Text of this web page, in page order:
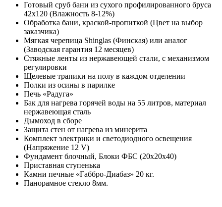
Готовый сруб бани из сухого профилированного бруса
42х120 (Влажность 8-12%)
Обработка бани, краской-пропиткой (Цвет на выбор
заказчика)
Мягкая черепица Shinglas (Финская) или аналог
(Заводская гарантия 12 месяцев)
Стяжные ленты из нержавеющей стали, с механизмом
регулировки
Щелевые трапики на полу в каждом отделении
Полки из осины в парилке
Печь «Радуга»
Бак для нагрева горячей воды на 55 литров, материал
нержавеющая сталь
Дымоход в сборе
Защита стен от нагрева из минерита
Комплект электрики и светодиодного освещения
(Напряжение 12 V)
Фундамент блочный, Блоки ФБС (20х20х40)
Приставная ступенька
Камни печные «Габбро-Диабаз» 20 кг.
Панорамное стекло 8мм.